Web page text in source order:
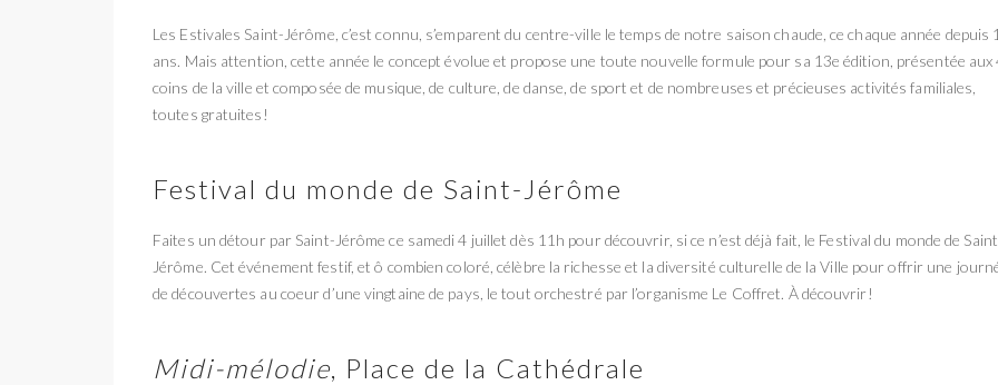
Les Estivales Saint-Jérôme, c’est connu, s’emparent du centre-ville le temps de notre saison chaude, ce chaque année depuis
ans. Mais attention, cette année le concept évolue et propose une toute nouvelle formule pour sa 13e édition, présentée aux
coins de la ville et composée de musique, de culture, de danse, de sport et de nombreuses et précieuses activités familiales,
toutes gratuites!
Festival du monde de Saint-Jérôme
Faites un détour par Saint-Jérôme ce samedi 4 juillet dès 11h pour découvrir, si ce n’est déjà fait, le Festival du monde de
Jérôme. Cet événement festif, et ô combien coloré, célèbre la richesse et la diversité culturelle de la Ville pour offrir une
de découvertes au coeur d’une vingtaine de pays, le tout orchestré par l’organisme Le Coffret. À découvrir!
Midi-mélodie, Place de la Cathédrale